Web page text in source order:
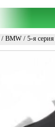
/ BMW / 5-я серия